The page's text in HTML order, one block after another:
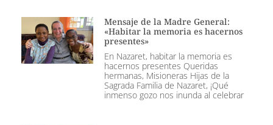
Mensaje de la Madre General:
«Habitar la memoria es hacernos
presentes»
En Nazaret, habitar la memoria es
hacernos presentes Queridas
hermanas, Misioneras Hijas de la
Sagrada Familia de Nazaret, ¡Qué
inmenso gozo nos inunda al celebrar